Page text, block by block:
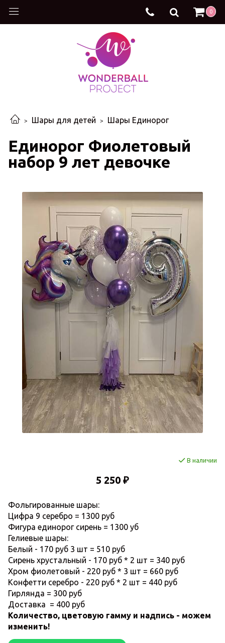
0
Шары для детей Шары Единорог
Единорог Фиолетовый
набор 9 лет девочке
В наличии
5 250 ₽
Фольгированные шары:
Цифра 9 серебро = 1300 руб
Фигура единорог сирень = 1300 уб
Гелиевые шары:
Белый - 170 руб 3 шт = 510 руб
Сирень хрустальный - 170 руб * 2 шт = 340 руб
Хром фиолетовый - 220 руб * 3 шт = 660 руб
Конфетти серебро - 220 руб * 2 шт = 440 руб
Гирлянда = 300 руб
Доставка = 400 руб
Количество, цветовую гамму и надпись - можем
изменить!